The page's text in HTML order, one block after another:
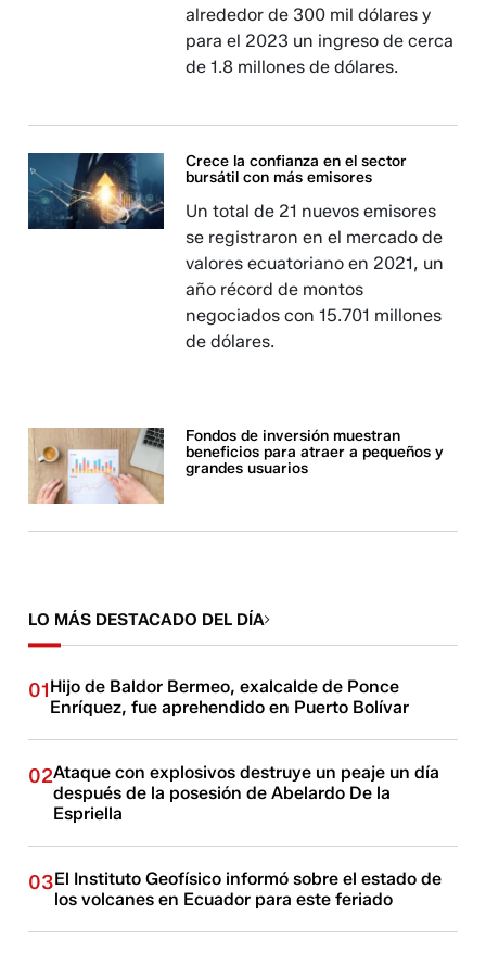
alrededor de 300 mil dólares y
para el 2023 un ingreso de cerca
de 1.8 millones de dólares.
Crece la confianza en el sector
bursátil con más emisores
Un total de 21 nuevos emisores
se registraron en el mercado de
valores ecuatoriano en 2021, un
año récord de montos
negociados con 15.701 millones
de dólares.
Fondos de inversión muestran
beneficios para atraer a pequeños y
grandes usuarios
LO MÁS DESTACADO DEL DÍA
01Hijo de Baldor Bermeo, exalcalde de Ponce
Enríquez, fue aprehendido en Puerto Bolívar
02Ataque con explosivos destruye un peaje un día
después de la posesión de Abelardo De la
Espriella
03El Instituto Geofísico informó sobre el estado de
los volcanes en Ecuador para este feriado